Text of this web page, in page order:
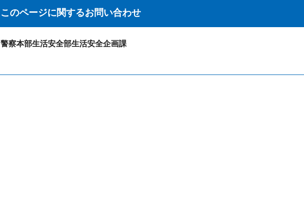
このページに関するお問い合わせ
警察本部生活安全部生活安全企画課